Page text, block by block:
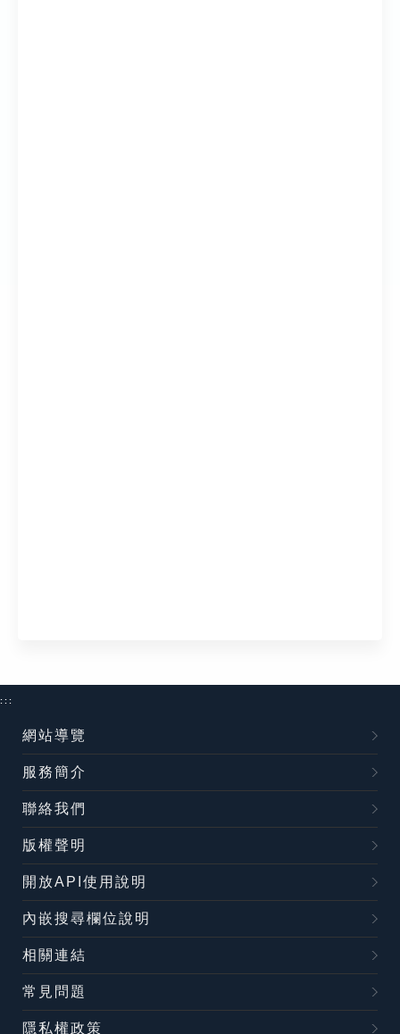
:::
網站導覽
服務簡介
聯絡我們
版權聲明
開放API使用說明
內嵌搜尋欄位說明
相關連結
常見問題
隱私權政策